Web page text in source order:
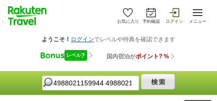
お気に入り 予約確認 ログイン メニュー